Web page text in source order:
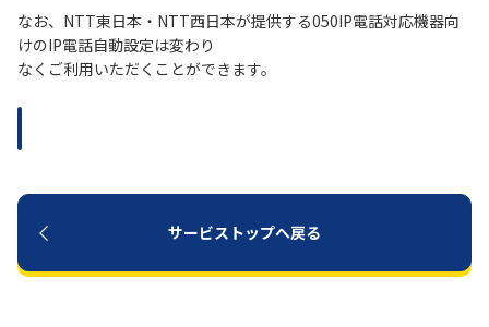
まはこちら
サービス
OCN サービス一覧
なお、NTT東日本・NTT西日本が提供する050IP電話対応機器向
けのIP電話自動設定は変わり
なくご利用いただくことができます。
サービストップへ戻る